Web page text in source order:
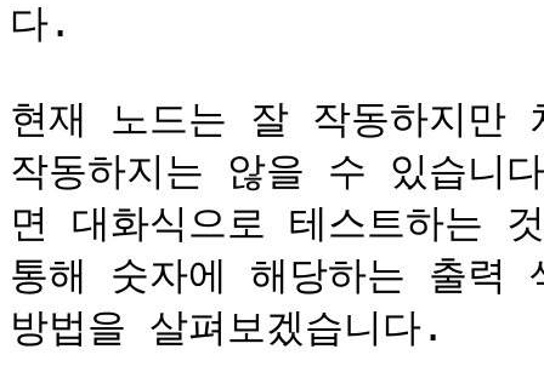
다.
현재 노드는 잘 작동하지만
작동하지는 않을 수 있습니
면 대화식으로 테스트하는
통해 숫자에 해당하는 출력
방법을 살펴보겠습니다.